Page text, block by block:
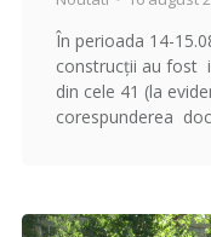
În perioada 14-
construcții au fost
din cele 41 (la
corespunderea